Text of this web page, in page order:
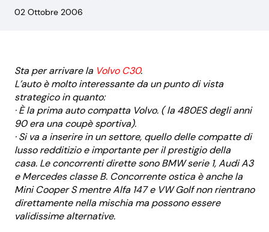
02 Ottobre 2006
Sta per arrivare la Volvo C30.
L’auto è molto interessante da un punto di vista
strategico in quanto:
· È la prima auto compatta Volvo. ( la 480ES degli anni
90 era una coupè sportiva).
· Si va a inserire in un settore, quello delle compatte di
lusso redditizio e importante per il prestigio della
casa. Le concorrenti dirette sono BMW serie 1, Audi A3
e Mercedes classe B. Concorrente ostica è anche la
Mini Cooper S mentre Alfa 147 e VW Golf non rientrano
direttamente nella mischia ma possono essere
validissime alternative.